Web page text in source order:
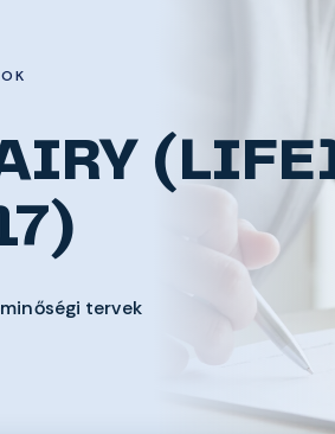
tervek